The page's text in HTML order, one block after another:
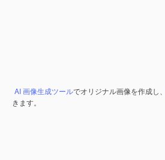
AI 画像生成ツールでオリジナル画像を作成し、
きます。